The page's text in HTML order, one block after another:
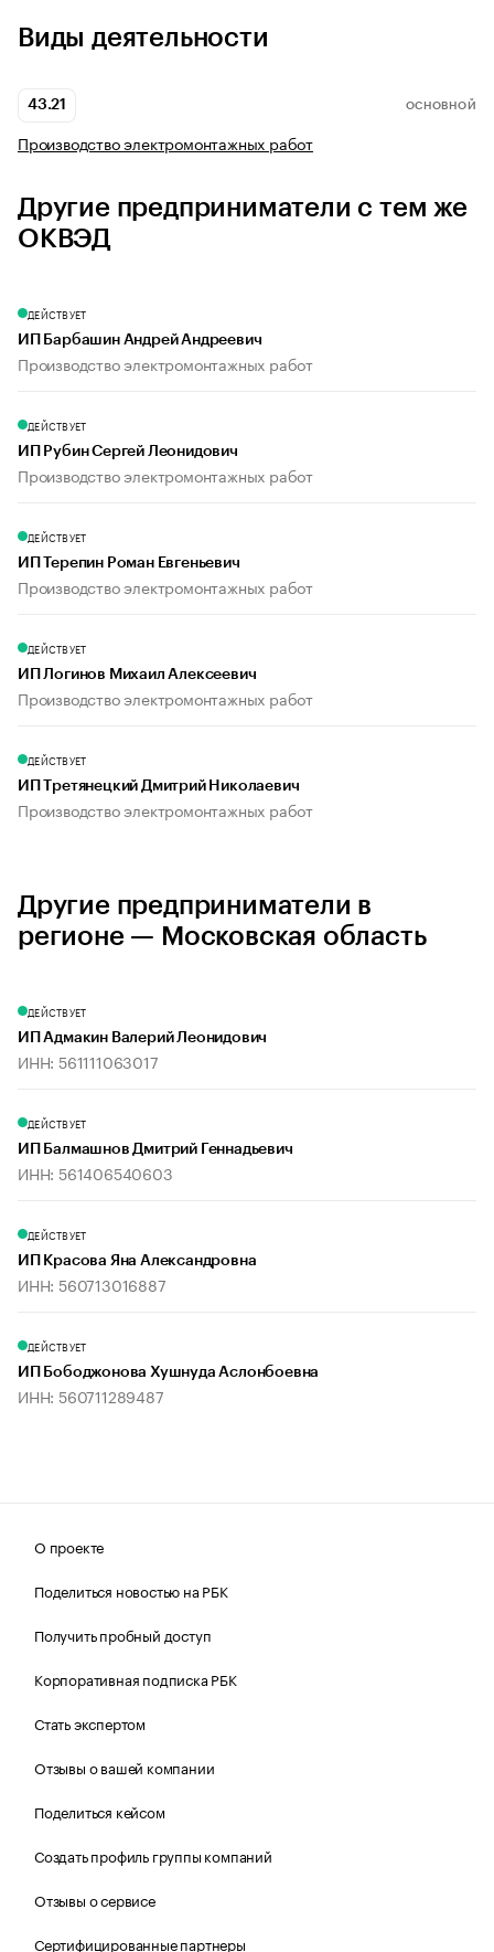
Виды деятельности
43.21 ОСНОВНОЙ
Производство электромонтажных работ
Другие предприниматели с тем же
ОКВЭД
ДЕЙСТВУЕТ
ИП Барбашин Андрей Андреевич
Производство электромонтажных работ
ДЕЙСТВУЕТ
ИП Рубин Сергей Леонидович
Производство электромонтажных работ
ДЕЙСТВУЕТ
ИП Терепин Роман Евгеньевич
Производство электромонтажных работ
ДЕЙСТВУЕТ
ИП Логинов Михаил Алексеевич
Производство электромонтажных работ
ДЕЙСТВУЕТ
ИП Третянецкий Дмитрий Николаевич
Производство электромонтажных работ
Другие предприниматели в
регионе — Московская область
ДЕЙСТВУЕТ
ИП Адмакин Валерий Леонидович
ИНН: 561111063017
ДЕЙСТВУЕТ
ИП Балмашнов Дмитрий Геннадьевич
ИНН: 561406540603
ДЕЙСТВУЕТ
ИП Красова Яна Александровна
ИНН: 560713016887
ДЕЙСТВУЕТ
ИП Бободжонова Хушнуда Аслонбоевна
ИНН: 560711289487
О проекте
Поделиться новостью на РБК
Получить пробный доступ
Корпоративная подписка РБК
Стать экспертом
Отзывы о вашей компании
Поделиться кейсом
Создать профиль группы компаний
Отзывы о сервисе
Сертифицированные партнеры